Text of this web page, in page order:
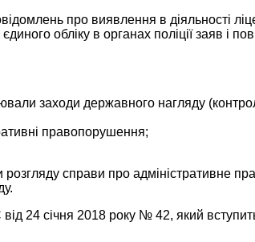
про виявлення в діяльності
обліку в органах поліції заяв і
заходи державного нагляду
правопорушення;
справи про адміністративне
24 січня 2018 року № 42, який